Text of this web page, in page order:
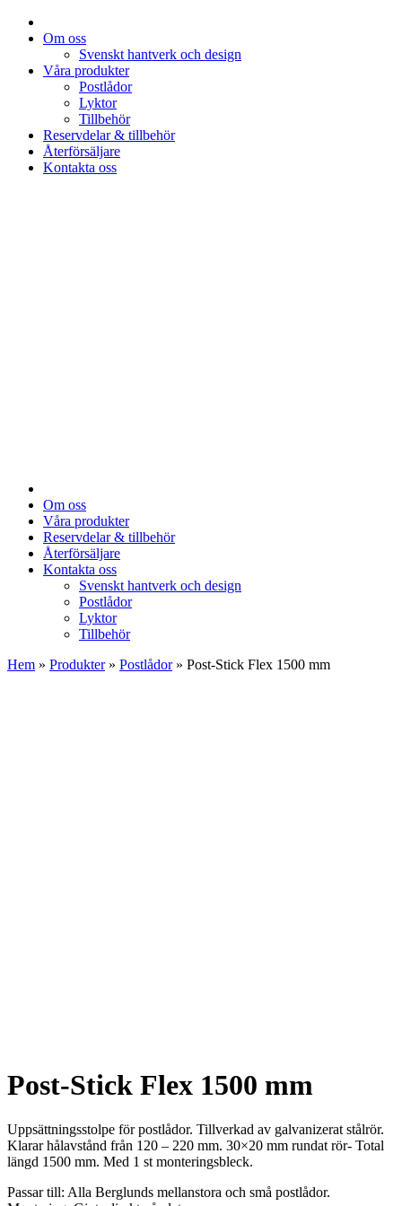
Om oss
Svenskt hantverk och design
Våra produkter
Postlådor
Lyktor
Tillbehör
Reservdelar & tillbehör
Återförsäljare
Kontakta oss
Om oss
Våra produkter
Reservdelar & tillbehör
Återförsäljare
Kontakta oss
Svenskt hantverk och design
Postlådor
Lyktor
Tillbehör
Hem » Produkter» Postlådor» Post-Stick Flex 1500 mm
Post-Stick Flex 1500 mm
Uppsättningsstolpe för postlådor. Tillverkad av galvanizerat stålrör.
Klarar hålavstånd från 120 – 220 mm. 30×20 mm rundat rör- Total
längd 1500 mm. Med 1 st monteringsbleck.
Passar till: Alla Berglunds mellanstora och små postlådor.